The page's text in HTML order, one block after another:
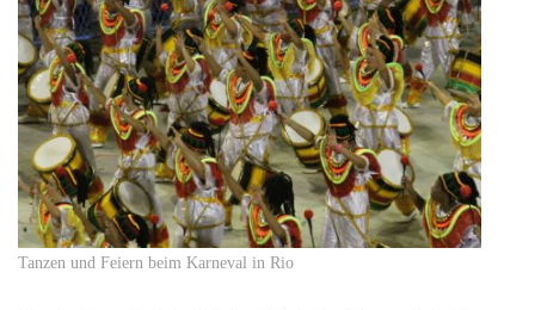
Tanzen und Feiern beim Karneval in Rio